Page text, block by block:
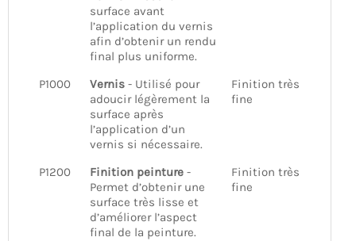
surface avant
l’application du vernis
afin d’obtenir un rendu
final plus uniforme.
P1000
Vernis- Utilisé pour
adoucir légèrement la
surface après
l’application d’un
vernis si nécessaire.
Finition très
fine
P1200 Finition peinture-
Permet d’obtenir une
surface très lisse et
d’améliorer l’aspect
final de la peinture.
Finition très
fine